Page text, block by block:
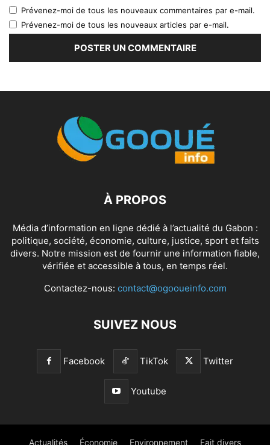
Prévenez-moi de tous les nouveaux commentaires par e-mail.
Prévenez-moi de tous les nouveaux articles par e-mail.
À PROPOS
Média d’information en ligne dédié à l’actualité du Gabon :
politique, société, économie, culture, justice, sport et faits
divers. Notre mission est de fournir une information fiable,
vérifiée et accessible à tous, en temps réel.
Contactez-nous: contact@ogooueinfo.com
SUIVEZ NOUS
Facebook TikTok Twitter
Youtube
Actualités Économie Environnement Fait divers